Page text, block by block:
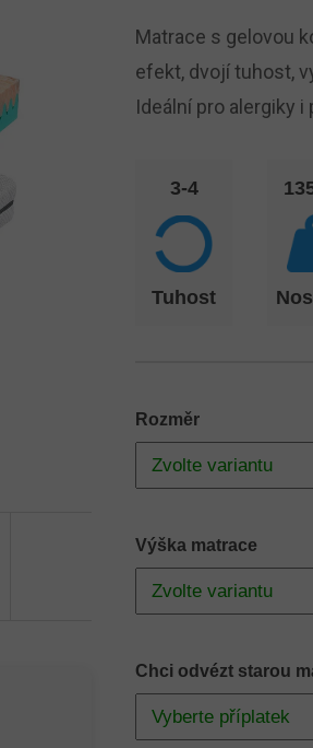
Rozměr
Výška matrace
Chci odvézt starou
Matrace s gelovou
efekt, dvojí tuhost,
Ideální pro alergiky i
3-4
Tuhost